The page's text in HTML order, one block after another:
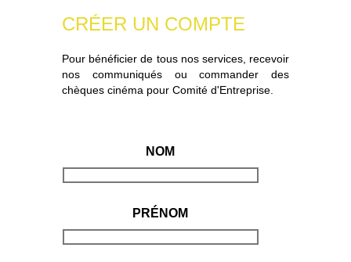
CRÉER UN COMPTE
Pour bénéficier de tous nos services, recevoir
nos communiqués ou commander des
chèques cinéma pour Comité d'Entreprise.
NOM
PRÉNOM